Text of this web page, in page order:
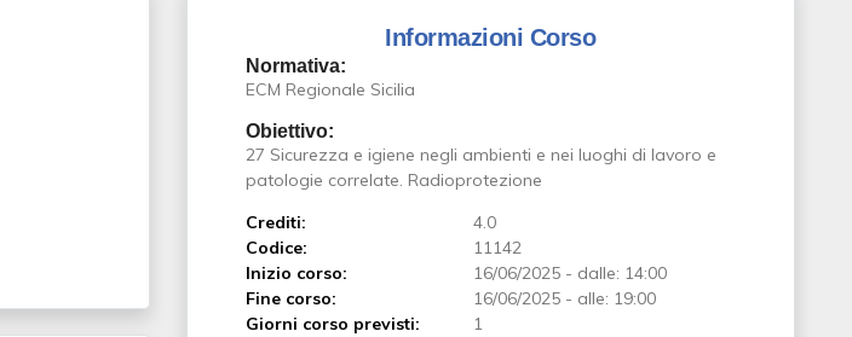
Informazioni Corso
Normativa:
ECM Regionale Sicilia
Obiettivo:
27 Sicurezza e igiene negli ambienti e nei luoghi di lavoro e
patologie correlate. Radioprotezione
Crediti:
4.0
Codice:
11142
Inizio corso:
16/06/2025 - dalle: 14:00
Fine corso:
16/06/2025 - alle: 19:00
Giorni corso previsti:
1